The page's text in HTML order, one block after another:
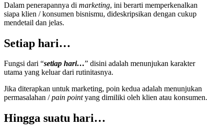
Dalam penerapannya di marketing, ini berarti memperkenalkan
siapa klien / konsumen bisnismu, dideskripsikan dengan cukup
mendetail dan jelas.
Setiap hari…
Fungsi dari “setiap hari…” disini adalah menunjukan karakter
utama yang keluar dari rutinitasnya.
Jika diterapkan untuk marketing, poin kedua adalah menunjukan
permasalahan /pain pointyang dimiliki oleh klien atau konsumen.
Hingga suatu hari…